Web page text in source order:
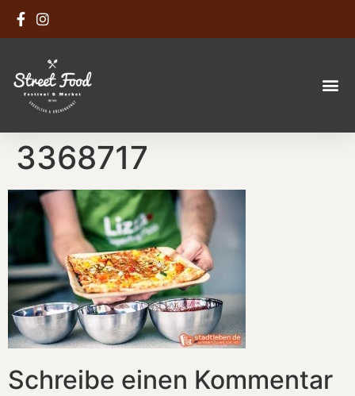
3368717
Schreibe einen Kommentar